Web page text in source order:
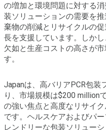
の増加と環境問題に対する
装ソリューションの需要を
棄物の削減とリサイクルの
長を支援しています。しか
欠如と生産コストの高さが
す。
Japanは、高バリアPCR包装
り、市場規模は$200 million
の強い焦点と高度なリサイ
です。ヘルスケアおよびパ
レンドリーな包装ソリュー